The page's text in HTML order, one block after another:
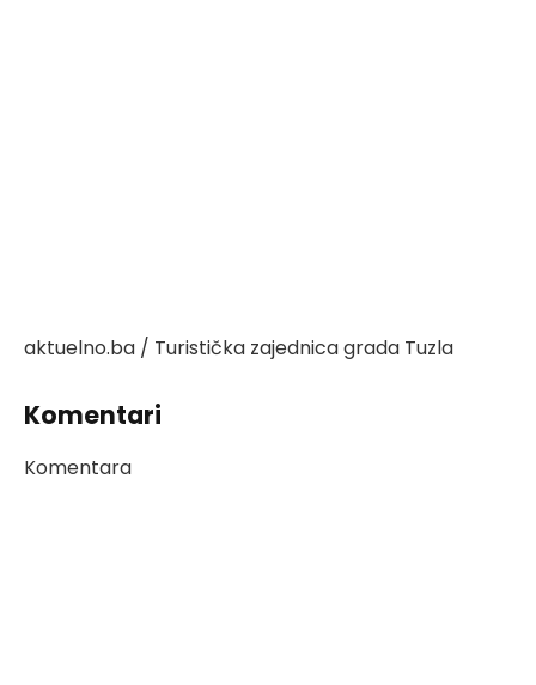
aktuelno.ba / Turistička zajednica grada Tuzla
Komentari
Komentara